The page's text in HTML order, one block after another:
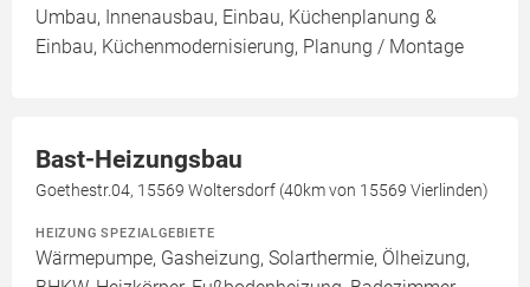
Umbau, Innenausbau, Einbau, Küchenplanung &
Einbau, Küchenmodernisierung, Planung / Montage
Bast-Heizungsbau
Goethestr.04, 15569 Woltersdorf (40km von 15569 Vierlinden)
HEIZUNG SPEZIALGEBIETE
Wärmepumpe, Gasheizung, Solarthermie, Ölheizung,